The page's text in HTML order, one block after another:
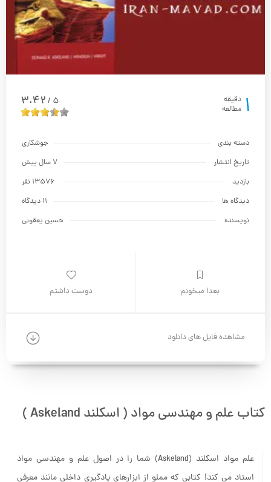
1 دقیقه
مطالعه
5
/
3.42
دسته بندی
جوشکاری
تاریخ انتشار
7 سال پیش
بازدید
13576 نفر
دیدگاه ها
11 دیدگاه
نویسنده
حسين يعقوبي
بعدا میخونم دوست داشتم
مشاهده فایل های دانلود
کتاب علم و مهندسی مواد ( اسکلند Askeland )
علم مواد اسکلند (Askeland) شما را در اصول علم و مهندسی مواد
استاد می کند! کتابی که مملو از ابزارهای یادگیری داخلی مانند معرفی